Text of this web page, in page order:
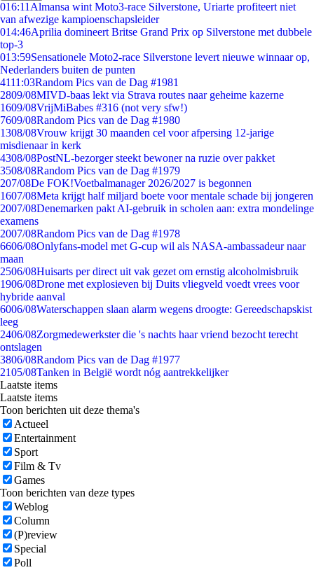
016:11 Almansa wint Moto3-race Silverstone, Uriarte profiteert niet
van afwezige kampioenschapsleider
014:46Aprilia domineert Britse Grand Prix op Silverstone met dubbele
top-3
013:59Sensationele Moto2-race Silverstone levert nieuwe winnaar op,
Nederlanders buiten de punten
4111:03Random Pics van de Dag #1981
2809/08MIVD-baas lekt via Strava routes naar geheime kazerne
1609/08VrijMiBabes #316 (not very sfw!)
7609/08Random Pics van de Dag #1980
1308/08Vrouw krijgt 30 maanden cel voor afpersing 12-jarige
misdienaar in kerk
4308/08PostNL-bezorger steekt bewoner na ruzie over pakket
3508/08Random Pics van de Dag #1979
207/08De FOK!Voetbalmanager 2026/2027 is begonnen
1607/08Meta krijgt half miljard boete voor mentale schade bij jongeren
2007/08Denemarken pakt AI-gebruik in scholen aan: extra mondelinge
examens
2007/08Random Pics van de Dag #1978
6606/08Onlyfans-model met G-cup wil als NASA-ambassadeur naar
maan
2506/08Huisarts per direct uit vak gezet om ernstig alcoholmisbruik
1906/08Drone met explosieven bij Duits vliegveld voedt vrees voor
hybride aanval
6006/08Waterschappen slaan alarm wegens droogte: Gereedschapskist
leeg
2406/08Zorgmedewerkster die 's nachts haar vriend bezocht terecht
ontslagen
3806/08Random Pics van de Dag #1977
2105/08Tanken in België wordt nóg aantrekkelijker
Laatste items
Laatste items
Toon berichten uit deze thema's
Actueel
Entertainment
Sport
Film & Tv
Games
Toon berichten van deze types
Weblog
Column
(P)review
Special
Poll